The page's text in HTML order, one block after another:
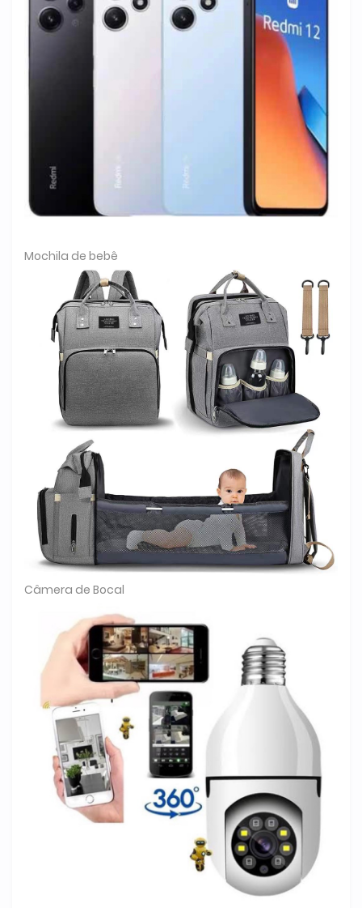
Mochila de bebê
Câmera de Bocal